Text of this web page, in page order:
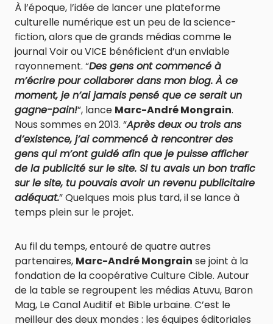
À l’époque, l’idée de lancer une plateforme
culturelle numérique est un peu de la science-
fiction, alors que de grands médias comme le
journal Voir ou VICE bénéficient d’un enviable
rayonnement. “Des gens ont commencé à
m’écrire pour collaborer dans mon blog. À ce
moment, je n’ai jamais pensé que ce serait un
gagne-pain!”, lance Marc-André Mongrain.
Nous sommes en 2013. “Après deux ou trois ans
d’existence, j’ai commencé à rencontrer des
gens qui m’ont guidé afin que je puisse afficher
de la publicité sur le site. Si tu avais un bon trafic
sur le site, tu pouvais avoir un revenu publicitaire
adéquat.” Quelques mois plus tard, il se lance à
temps plein sur le projet.
Au fil du temps, entouré de quatre autres
partenaires, Marc-André Mongrain se joint à la
fondation de la coopérative Culture Cible. Autour
de la table se regroupent les médias Atuvu, Baron
Mag, Le Canal Auditif et Bible urbaine. C’est le
meilleur des deux mondes : les équipes éditoriales